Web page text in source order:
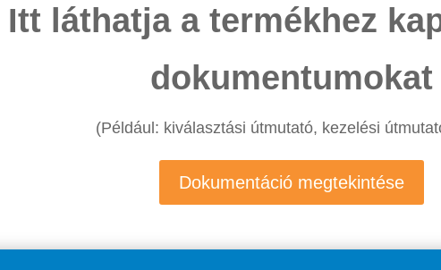
Itt láthatja a termékhez
dokumentumokat
(Például: kiválasztási útmutató, kezelési
Dokumentáció megtekintése